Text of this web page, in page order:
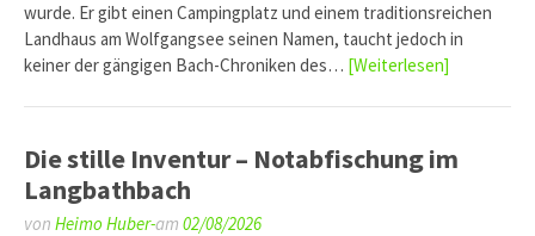
wurde. Er gibt einen Campingplatz und einem traditionsreichen
Landhaus am Wolfgangsee seinen Namen, taucht jedoch in
keiner der gängigen Bach-Chroniken des… [Weiterlesen]
Die stille Inventur – Notabfischung im
Langbathbach
von Heimo Huber-am 02/08/2026